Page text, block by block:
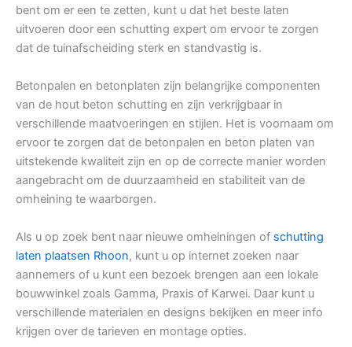
bent om er een te zetten, kunt u dat het beste laten
uitvoeren door een schutting expert om ervoor te zorgen
dat de tuinafscheiding sterk en standvastig is.
Betonpalen en betonplaten zijn belangrijke componenten
van de hout beton schutting en zijn verkrijgbaar in
verschillende maatvoeringen en stijlen. Het is voornaam om
ervoor te zorgen dat de betonpalen en beton platen van
uitstekende kwaliteit zijn en op de correcte manier worden
aangebracht om de duurzaamheid en stabiliteit van de
omheining te waarborgen.
Als u op zoek bent naar nieuwe omheiningen of schutting
laten plaatsen Rhoon, kunt u op internet zoeken naar
aannemers of u kunt een bezoek brengen aan een lokale
bouwwinkel zoals Gamma, Praxis of Karwei. Daar kunt u
verschillende materialen en designs bekijken en meer info
krijgen over de tarieven en montage opties.